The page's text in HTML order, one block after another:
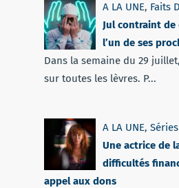
A LA UNE, Faits
Jul contraint
l’un de ses
Dans la semaine du 29
sur toutes les lèvres. P...
A LA UNE,
Une actrice de
difficultés
appel aux dons